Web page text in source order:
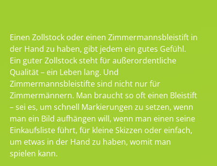
Einen Zollstock oder einen Zimmermannsbleistift in
der Hand zu haben, gibt jedem ein gutes Gefühl.
Ein guter Zollstock steht für außerordentliche
Qualität – ein Leben lang. Und
Zimmermannsbleistifte sind nicht nur für
Zimmermännern. Man braucht so oft einen Bleistift
– sei es, um schnell Markierungen zu setzen, wenn
man ein Bild aufhängen will, wenn man einen seine
Einkaufsliste führt, für kleine Skizzen oder einfach,
um etwas in der Hand zu haben, womit man
spielen kann.